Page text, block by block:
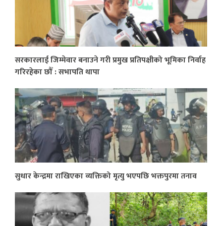
सरकारलाई जिम्मेवार बनाउने गरी प्रमुख प्रतिपक्षीको भूमिका निर्वाह
गरिरहेका छौँ : सभापति थापा
सुधार केन्द्रमा राखिएका व्यक्तिको मृत्यु भएपछि भक्तपुरमा तनाव